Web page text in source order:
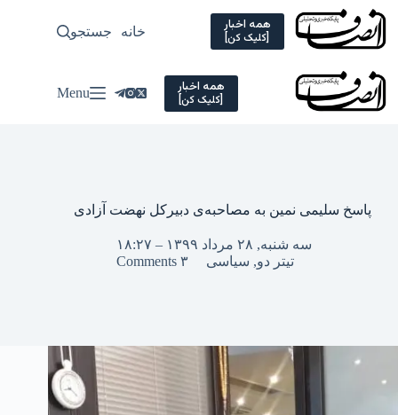
Skip
content
همه اخبار
[کلیک کن] خانه سیاسی
جستجو
همه اخبار
[کلیک کن] Menu
پاسخ سلیمی نمین به مصاحبه‌ی دبیرکل نهضت آزادی
سه شنبه, ۲۸ مرداد ۱۳۹۹ – ۱۸:۲۷
تیتر دو, سیاسی ۳ Comments